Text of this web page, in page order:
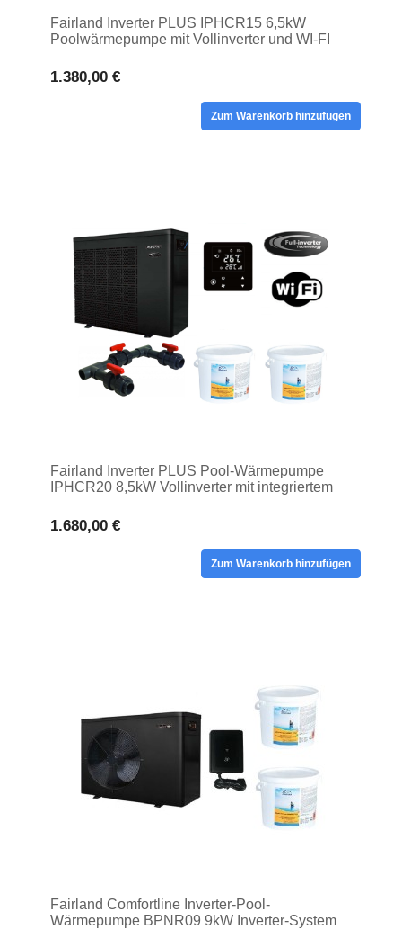
Fairland Inverter PLUS IPHCR15 6,5kW
Poolwärmepumpe mit Vollinverter und WI-FI
1.380,00 €
Zum Warenkorb hinzufügen
Fairland Inverter PLUS Pool-Wärmepumpe
IPHCR20 8,5kW Vollinverter mit integriertem
1.680,00 €
Zum Warenkorb hinzufügen
Fairland Comfortline Inverter-Pool-
Wärmepumpe BPNR09 9kW Inverter-System